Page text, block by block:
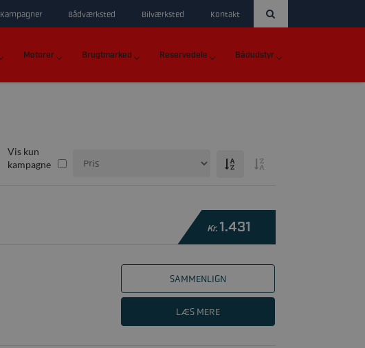
Kampagner Bådværksted Bilværksted Kontakt
Motorer Brugtmarked Reservedele Bådudstyr
Vis kun
kampagne
Kr. 1.431
SAMMENLIGN
LÆS MERE